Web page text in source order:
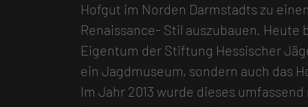
Hofgut im Norden Darmstadts zu
Renaissance- Stil auszubauen. Heute
Eigentum der Stiftung Hessischer
ein Jagdmuseum, sondern auch das
Im Jahr 2013 wurde dieses